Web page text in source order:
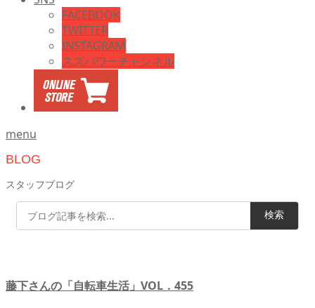
FACEBOOK
TWITTER
INSTAGRAM
スズパワーチャンネル
menu
BLOG
スタッフブログ
検索
藤下さんの「自転車生活」VOL．455